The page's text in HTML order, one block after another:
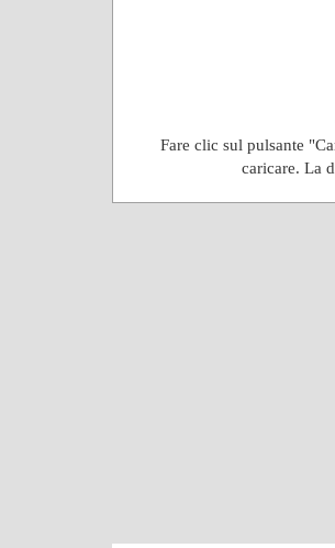
Fare clic sul pulsante
caricare. La